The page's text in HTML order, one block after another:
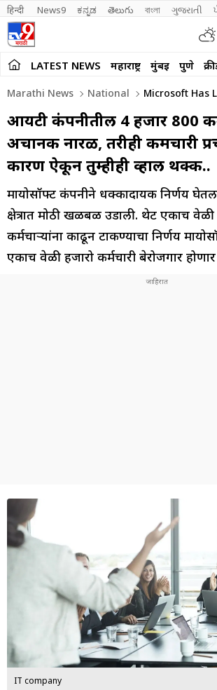
हिन्दी News9 ಕನ್ನಡ తెలుగు বাংলা ગુજરાતી
LATEST NEWS महाराष्ट्र मुंबई पुणे
Marathi News National Microsoft Has
आयटी कंपनीतील 4 हजार 800
अचानक नारळ, तरीही कर्मचारी
कारण ऐकून तुम्हीही व्हाल थक्क..
मायक्रोसॉफ्ट कंपनीने धक्कादायक निर्णय
क्षेत्रात मोठी खळबळ उडाली. थेट एकाच वेळी
कर्मचाऱ्यांना काढून टाकण्याचा निर्णय
एकाच वेळी हजारो कर्मचारी बेरोजगार
IT company